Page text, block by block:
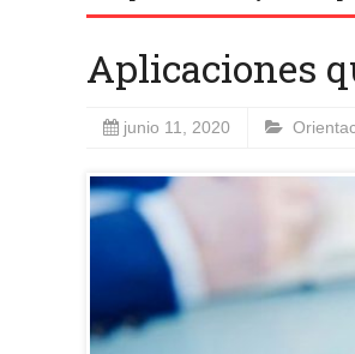
Aplicaciones
junio 11, 2020